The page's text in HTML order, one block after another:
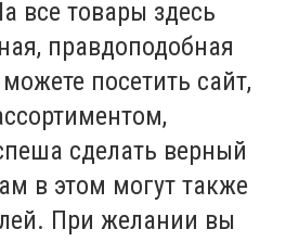
все товары здесь
правдоподобная
посетить сайт,
сделать верный
в этом могут также
При желании вы